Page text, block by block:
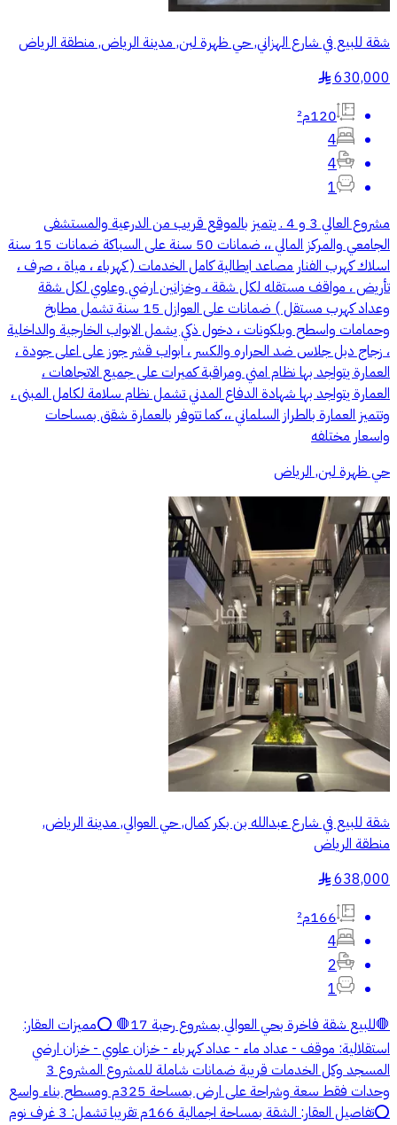
شقة للبيع في شارع الهزاني, حي ظهرة لبن, مدينة الرياض, منطقة الرياض
630,000
§
120م²
4
4
1
مشروع العالي 3 و 4 . يتميز بالموقع قريب من الدرعية والمستشفى
الجامعي والمركز المالي ،، ضمانات 50 سنة على السباكة ضمانات 15 سنة
اسلاك كهرب الفنار مصاعد ايطالية كامل الخدمات ( كهرباء ، مياة ، صرف ،
تأريض ، مواقف مستقله لكل شقة ، وخزانين ارضي وعلوي لكل شقة
وعداد كهرب مستقل ) ضمانات على العوازل 15 سنة تشمل مطابخ
وحمامات واسطح وبلكونات ، دخول ذكي يشمل الابواب الخارجية والداخلية
، زجاج دبل جلاس ضد الحراره والكسر ، ابواب قشر جوز على اعلى جودة ،
العمارة يتواجد بها نظام امني ومراقبة كميرات على جميع الاتجاهات ،
العمارة يتواجد بها شهادة الدفاع المدني تشمل نظام سلامة لكامل المبنى ،
وتتميز العمارة بالطراز السلماني ،، كما تتوفر بالعمارة شقق بمساحات
واسعار مختلفه
حي ظهرة لبن, الرياض
شقة للبيع في شارع عبدالله بن بكر كمال, حي العوالي, مدينة الرياض,
منطقة الرياض
638,000
§
166م²
4
2
1
🛑للبيع شقة فاخرة بحي العوالي بمشروع رحبة 17🛑 ⭕️مميزات العقار:
استقلالية: موقف - عداد ماء - عداد كهرباء - خزان علوي - خزان ارضي
المسجد وكل الخدمات قريبة ضمانات شاملة للمشروع المشروع 3
وحدات فقط سعة وشراحة على ارض بمساحة 325م ومسطح بناء واسع
⭕️تفاصيل العقار: الشقة بمساحة اجمالية 166م تقريبا تشمل: 3 غرف نوم